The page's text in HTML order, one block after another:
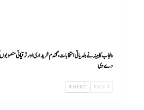
پنجاب کابینہ نے بلدیاتی انتخابات، گندم خریداری اور ترقیاتی
دے دی
NEXT